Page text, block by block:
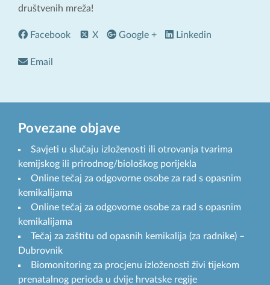
društvenih mreža!
Facebook X Google + Linkedin
Email
Povezane objave
Savjeti u slučaju izloženosti ili otrovanja tvarima
kemijskog ili prirodnog/biološkog porijekla
Online tečaj za odgovorne osobe za rad s opasnim
kemikalijama
Online tečaj za odgovorne osobe za rad s opasnim
kemikalijama
Tečaj za zaštitu od opasnih kemikalija (za radnike) –
Dubrovnik
Biomonitoring za procjenu izloženosti živi tijekom
prenatalnog perioda u dvije hrvatske regije